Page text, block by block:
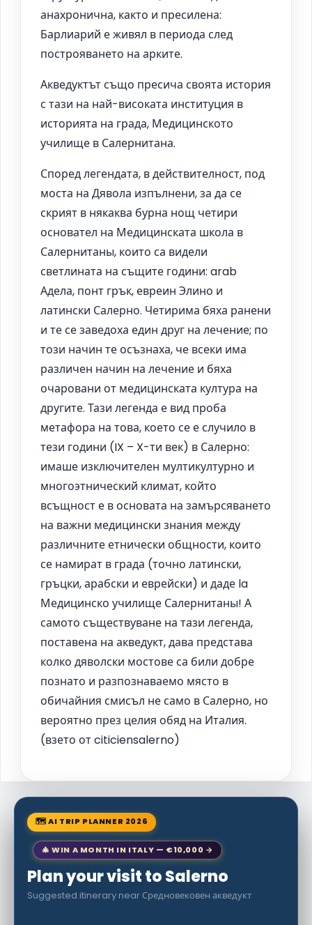
анахронична, както и пресилена:
Барлиарий е живял в периода след
построяването на арките.
Акведуктът също пресича своята история
с тази на най-високата институция в
историята на града, Медицинското
училище в Салернитана.
Според легендата, в действителност, под
моста на Дявола изпълнени, за да се
скрият в някаква бурна нощ четири
основател на Медицинската школа в
Салернитаны, които са видели
светлината на същите години: arab
Адела, понт грък, евреин Элино и
латински Салерно. Четирима бяха ранени
и те се заведоха един друг на лечение; по
този начин те осъзнаха, че всеки има
различен начин на лечение и бяха
очаровани от медицинската култура на
другите. Тази легенда е вид проба
метафора на това, което се е случило в
тези години (IX – X-ти век) в Салерно:
имаше изключителен мултикултурно и
многоэтнический климат, който
всъщност е в основата на замърсяването
на важни медицински знания между
различните етнически общности, които
се намират в града (точно латински,
гръцки, арабски и еврейски) и даде la
Медицинско училище Салернитаны! А
самото съществуване на тази легенда,
поставена на акведукт, дава представа
колко дяволски мостове са били добре
познато и разпознаваемо място в
обичайния смисъл не само в Салерно, но
вероятно през целия обяд на Италия.
(взето от citiciensalerno)
🗺 AI TRIP PLANNER 2026
🎄 WIN A MONTH IN ITALY — €10,000 →
Plan your visit to Salerno
Suggested itinerary near Средновековен акведукт